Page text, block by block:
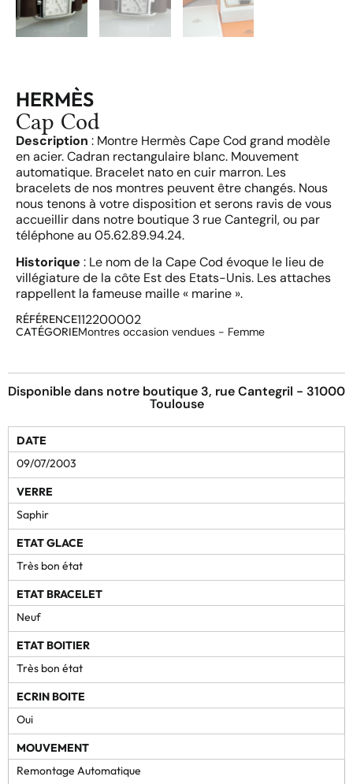
HERMÈS
Cap Cod
Description : Montre Hermès Cape Cod grand modèle
en acier. Cadran rectangulaire blanc. Mouvement
automatique. Bracelet nato en cuir marron. Les
bracelets de nos montres peuvent être changés. Nous
nous tenons à votre disposition et serons ravis de vous
accueillir dans notre boutique 3 rue Cantegril, ou par
téléphone au 05.62.89.94.24.
Historique : Le nom de la Cape Cod évoque le lieu de
villégiature de la côte Est des Etats-Unis. Les attaches
rappellent la fameuse maille « marine ».
RÉFÉRENCE112200002
CATÉGORIEMontres occasion vendues - Femme
Disponible dans notre boutique 3, rue Cantegril - 31000
Toulouse
DATE
09/07/2003
VERRE
Saphir
ETAT GLACE
Très bon état
ETAT BRACELET
Neuf
ETAT BOITIER
Très bon état
ECRIN BOITE
Oui
MOUVEMENT
Remontage Automatique